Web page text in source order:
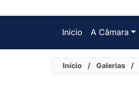
Início A Câmara
Início / Galerias /